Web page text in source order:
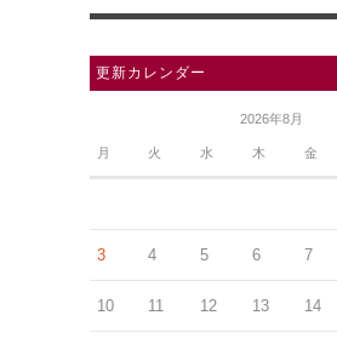
更新カレンダー
2026年8月
月 火 水 木 金
3 4 5 6 7
10 11 12 13 14